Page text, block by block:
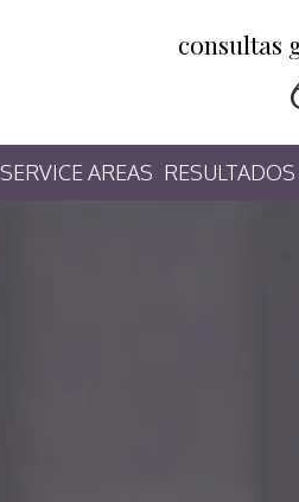
consultas
SERVICE AREAS RESULTADOS